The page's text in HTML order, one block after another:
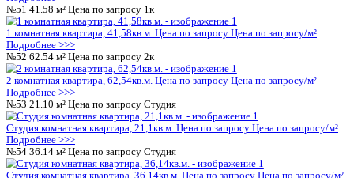
2 комнатная квартира, 54,93кв.м. Цена по запросу
Подробнее >>>
№20 44.52 м² Цена по запросу
1 комнатная квартира, 44,52кв.м. Цена по запросу Цена по
Подробнее >>>
№21 41.65 м² Цена по запросу
1 комнатная квартира, 41,65кв.м.
Подробнее >>>
№22 62.52 м² Цена по запросу 2к